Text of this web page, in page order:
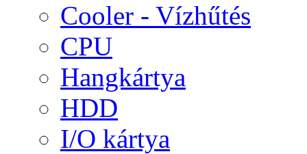
Cooler - Vízhűtés
CPU
Hangkártya
HDD
I/O kártya